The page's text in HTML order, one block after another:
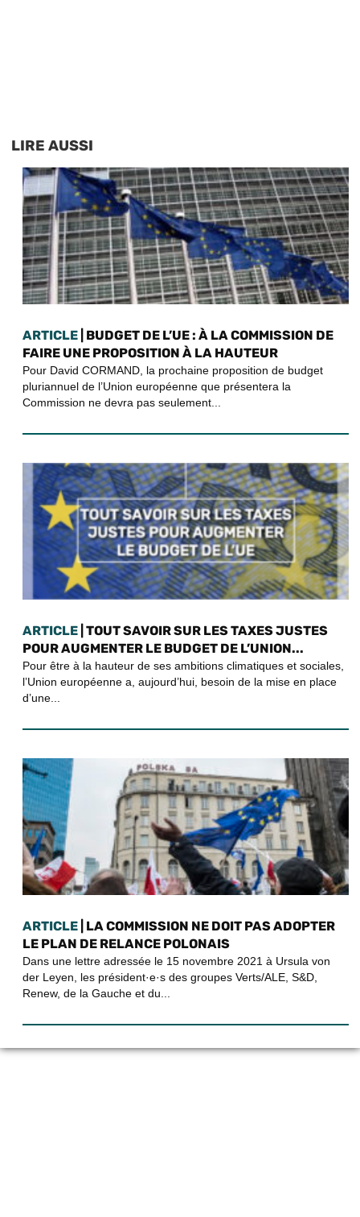
LIRE AUSSI
ARTICLE | BUDGET DE L’UE : À LA COMMISSION DE
FAIRE UNE PROPOSITION À LA HAUTEUR
Pour David CORMAND, la prochaine proposition de budget
pluriannuel de l’Union européenne que présentera la
Commission ne devra pas seulement...
ARTICLE | TOUT SAVOIR SUR LES TAXES JUSTES
POUR AUGMENTER LE BUDGET DE L’UNION...
Pour être à la hauteur de ses ambitions climatiques et sociales,
l’Union européenne a, aujourd’hui, besoin de la mise en place
d’une...
ARTICLE | LA COMMISSION NE DOIT PAS ADOPTER
LE PLAN DE RELANCE POLONAIS
Dans une lettre adressée le 15 novembre 2021 à Ursula von
der Leyen, les président·e·s des groupes Verts/ALE, S&D,
Renew, de la Gauche et du...